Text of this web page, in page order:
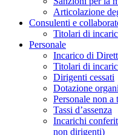
Articolazione
Consulenti e
Titolari di
Personale
Incarico di
Titolari di
Dirigenti cessati
Dotazione
Personale non a
Tassi d’assenza
Incarichi
non dirigenti)